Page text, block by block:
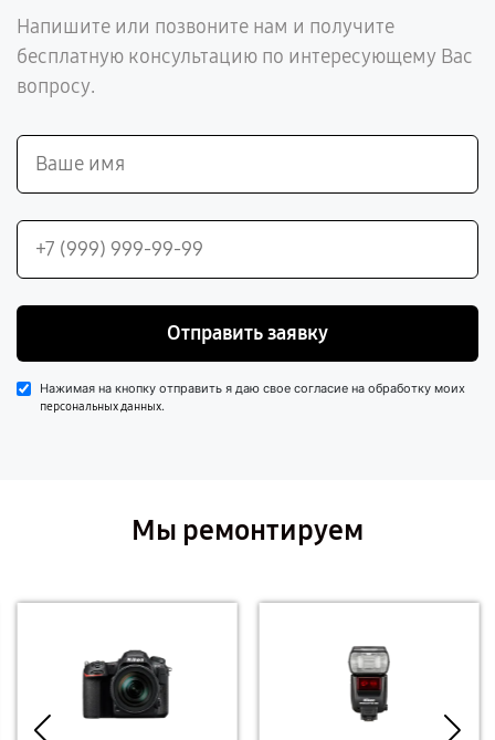
Напишите или позвоните нам и получите
бесплатную консультацию по интересующему Вас
вопросу.
Отправить заявку
Нажимая на кнопку отправить я даю свое согласие на обработку моих
персональных данных.
Мы ремонтируем